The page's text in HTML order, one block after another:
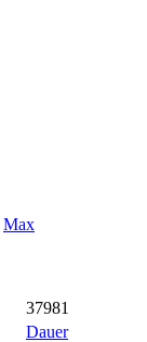
Max
37981
Dauer